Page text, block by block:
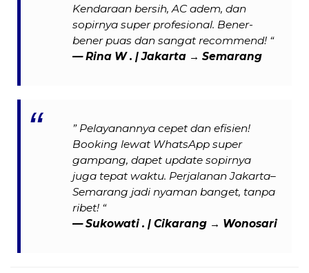
Kendaraan bersih, AC adem, dan
sopirnya super profesional. Bener-
bener puas dan sangat recommend! “
—Rina W . | Jakarta → Semarang
” Pelayanannya cepet dan efisien!
Booking lewat WhatsApp super
gampang, dapet update sopirnya
juga tepat waktu. Perjalanan Jakarta–
Semarang jadi nyaman banget, tanpa
ribet! “
— Sukowati . | Cikarang → Wonosari